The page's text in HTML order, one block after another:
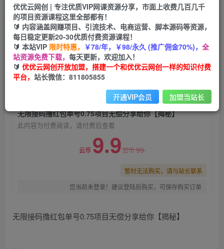
首页 冒泡网 正文
无限接码撸红包单号0.75项目无偿分享给你【揭
秘】
优优云网创
2年前发布
关注 私信
无限接码撸红包单号0.75项目无偿分享给你【揭秘】
此内容为付费阅读，请付费后查看
云币 9.9云币99
暂时无法购买，请与站长联系
您当前未登录！建议登陆后购买，可保存购买订单
无限接码撸红包单号0.75项目无偿分享给你【揭秘】
优优云网创 | 专注优质VIP网课资源分享，市面上收费几百几千
的项目资源课程这里全部都有！
🔰 内容涵盖网赚项目、引流技术、电商运营、脚本源码等资源，
每日稳定更新20-30优质付费资源课程！
🔰 本站VIP 限时特惠， ￥78/年，￥98/永久 (推广佣金70%)， 全
站资源免费下载， 每天更新，欢迎加入！
🔰 优优云网创开放加盟，搭建一个和优优云网创一样的知识付费
平台， 站长微信：811805855
开通VIP会员 加盟当站长